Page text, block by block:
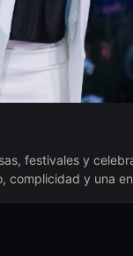
festivales y
complicidad y una